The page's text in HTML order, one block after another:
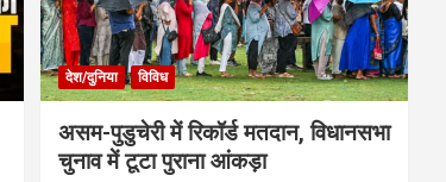
देश/दुनिया विविध
असम-पुडुचेरी में रिकॉर्ड मतदान, विधानसभा
चुनाव में टूटा पुराना आंकड़ा